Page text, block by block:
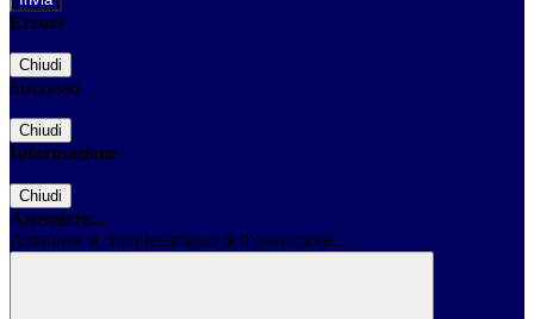
Errore
Chiudi
Successo
Chiudi
Informazione
Chiudi
Attendere...
Attendere il completamento dell'operazione...